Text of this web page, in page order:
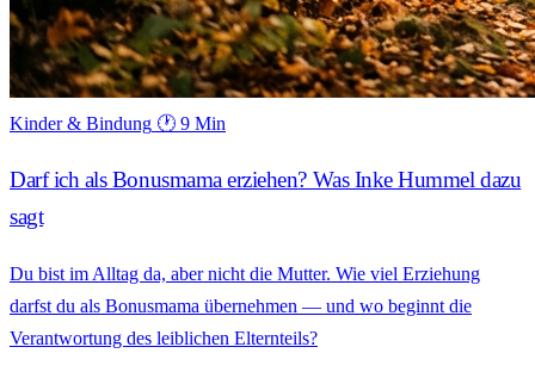
Kinder & Bindung 🕐 9 Min
Darf ich als Bonusmama erziehen? Was Inke Hummel dazu
sagt
Du bist im Alltag da, aber nicht die Mutter. Wie viel Erziehung
darfst du als Bonusmama übernehmen — und wo beginnt die
Verantwortung des leiblichen Elternteils?